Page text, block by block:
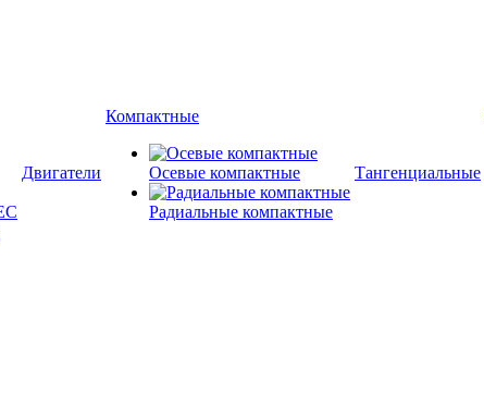
Двигатели
Компактные
Осевые компактные
Радиальные компактные
Тангенциальные